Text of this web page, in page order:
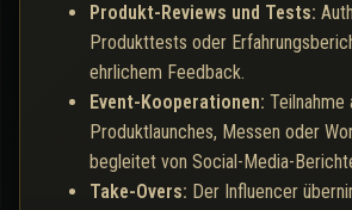
Produkt-Reviews und Tests:
Produkttests oder
ehrlichem Feedback.
Event-Kooperationen: Teilnahme
Produktlaunches, Messen oder
begleitet von Social-Media-
Take-Overs: Der Influencer